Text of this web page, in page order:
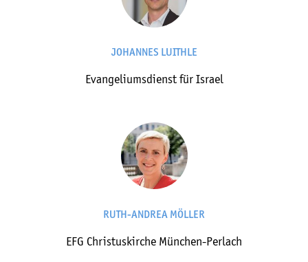
JOHANNES LUITHLE
Evangeliumsdienst für Israel
RUTH-ANDREA MÖLLER
EFG Christuskirche München-Perlach